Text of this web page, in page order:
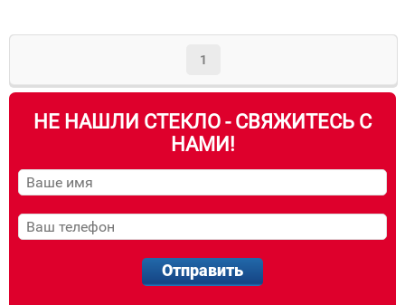
1
НЕ НАШЛИ СТЕКЛО - СВЯЖИТЕСЬ С
НАМИ!
Отправить